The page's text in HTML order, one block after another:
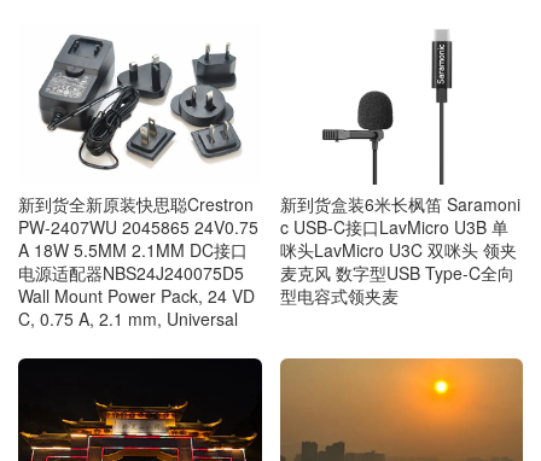
新到货全新原装快思聪Crestron
PW-2407WU 2045865 24V0.75
A 18W 5.5MM 2.1MM DC接口
电源适配器NBS24J240075D5
Wall Mount Power Pack, 24 VD
C, 0.75 A, 2.1 mm, Universal
新到货盒装6米长枫笛 Saramoni
c USB-C接口LavMicro U3B 单
咪头LavMicro U3C 双咪头 领夹
麦克风 数字型USB Type-C全向
型电容式领夹麦